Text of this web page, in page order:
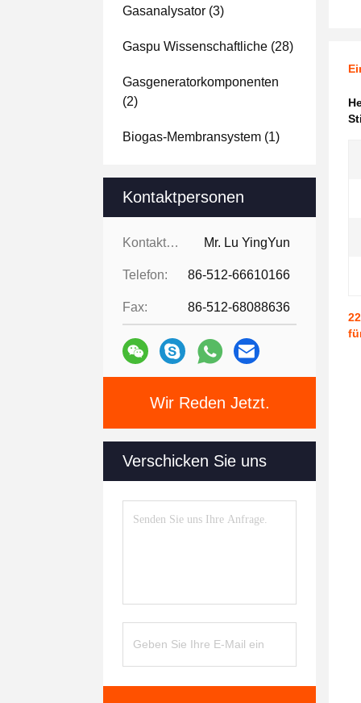
Gasanalysator (3)
Gaspu Wissenschaftliche (28)
Gasgeneratorkomponenten
(2)
Biogas-Membransystem (1)
Kontaktpersonen
Kontaktpersonen: Mr. Lu YingYun
Telefon: 86-512-66610166
Fax: 86-512-68088636
Wir Reden Jetzt.
Verschicken Sie uns